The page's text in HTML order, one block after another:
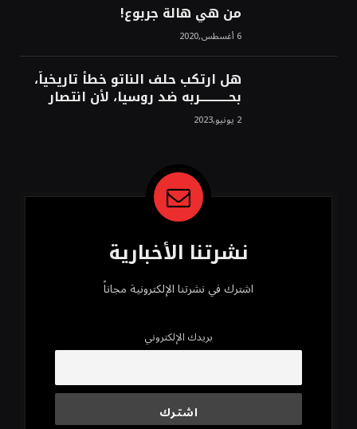
من هي هالة جربوع!
6 أغسطس,2020
هل ارتكب حلف الناتو خطأً تاريخياً،
بحــــــــــــربه ضد روسيا، لأن انتصار
روسيا الحتمي، سيفتت الناتو!محمد
محسن 2 يونيو,2023
نشرتنا الأخبارية
اشترك في نشرتنا الإلكترونية مجاناً
بريدك الإلكتروني